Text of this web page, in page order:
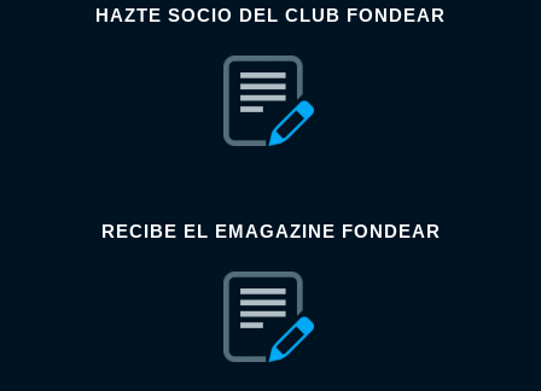
HAZTE SOCIO DEL CLUB FONDEAR
RECIBE EL EMAGAZINE FONDEAR